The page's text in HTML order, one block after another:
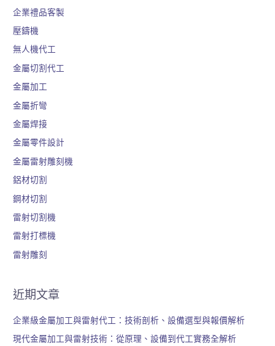
企業禮品客製
壓鑄機
無人機代工
金屬切割代工
金屬加工
金屬折彎
金屬焊接
金屬零件設計
金屬雷射雕刻機
鋁材切割
鋼材切割
雷射切割機
雷射打標機
雷射雕刻
近期文章
企業級金屬加工與雷射代工：技術剖析、設備選型與報價解析
現代金屬加工與雷射技術：從原理、設備到代工實務全解析